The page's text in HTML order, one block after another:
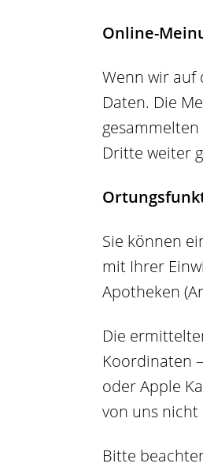
Online-
Wenn wir auf
Daten. Die
Dritte weiter
Sie können
mit Ihrer
Apotheken
Die
Koordinaten
oder Apple
von uns
Bitte